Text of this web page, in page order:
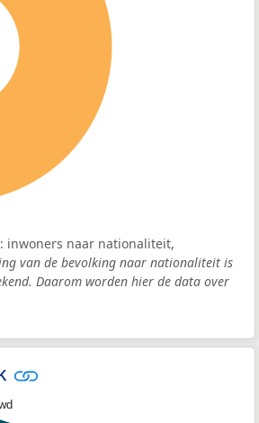
inwoners naar nationaliteit,
van de bevolking naar nationaliteit is
Daarom worden hier de data over